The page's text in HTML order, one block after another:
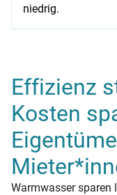
niedrig.
Effizienz
Kosten
Warmwasser